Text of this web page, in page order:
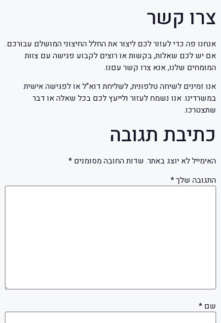
צרו קשר
אנחנו פה כדי לעזור לכם ליצור את החלל החיצוני המושלם עבורכם.
אם יש לכם שאלות, בקשות או רוצים לקבוע פגישה עם צוות
המומחים שלנו, אנא צרו קשר עםנו.
אנו זמינים לשיחה טלפונית, לשליחת דוא"ל או לפגישה אישית
במשרדינו. אנו נשמח לעזור ולייעץ לכם בכל שאלה או דבר
שתצטרכו.
כתיבת תגובה
האימייל לא יוצג באתר. שדות החובה מסומנים *
התגובה שלך*
שם *